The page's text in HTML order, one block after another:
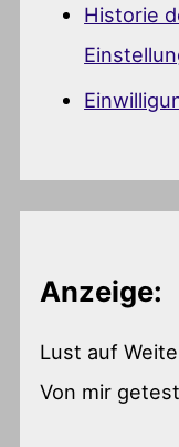
Historie
Anzeige:
Lust auf
Von mir